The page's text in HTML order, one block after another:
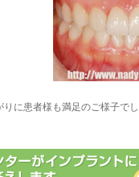
に患者様も満足のご様子で